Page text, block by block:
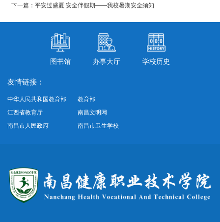
下一篇：平安过盛夏 安全伴假期——我校暑期安全须知
图书馆 办事大厅 学校历史
友情链接：
中华人民共和国教育部
教育部
江西省教育厅
南昌文明网
南昌市人民政府
南昌市卫生学校